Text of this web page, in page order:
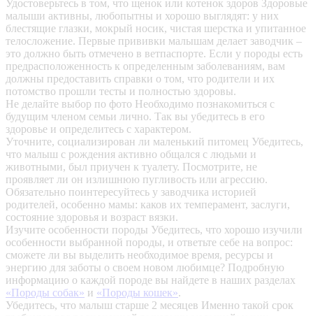
Удостоверьтесь в том, что щенок или котенок здоров Здоровые
малыши активны, любопытны и хорошо выглядят: у них
блестящие глазки, мокрый носик, чистая шерстка и упитанное
телосложение. Первые прививки малышам делает заводчик –
это должно быть отмечено в ветпаспорте. Если у породы есть
предрасположенность к определенным заболеваниям, вам
должны предоставить справки о том, что родители и их
потомство прошли тесты и полностью здоровы.
Не делайте выбор по фото Необходимо познакомиться с
будущим членом семьи лично. Так вы убедитесь в его
здоровье и определитесь с характером.
Уточните, социализирован ли маленький питомец Убедитесь,
что малыш с рождения активно общался с людьми и
животными, был приучен к туалету. Посмотрите, не
проявляет ли он излишнюю пугливость или агрессию.
Обязательно поинтересуйтесь у заводчика историей
родителей, особенно мамы: каков их темперамент, заслуги,
состояние здоровья и возраст вязки.
Изучите особенности породы Убедитесь, что хорошо изучили
особенности выбранной породы, и ответьте себе на вопрос:
сможете ли вы выделить необходимое время, ресурсы и
энергию для заботы о своем новом любимце? Подробную
информацию о каждой породе вы найдете в наших разделах
«Породы собак» и «Породы кошек».
Убедитесь, что малыш старше 2 месяцев Именно такой срок